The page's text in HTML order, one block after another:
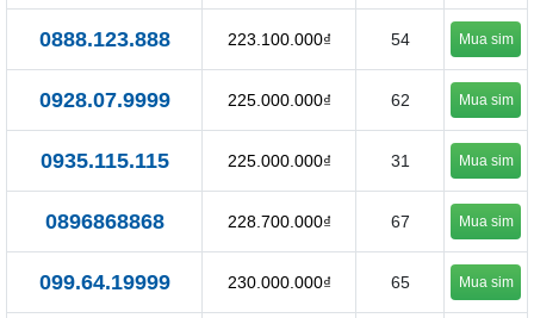
0888.123.888 223.100.000₫ 54 Mua sim
0928.07.9999 225.000.000₫ 62 Mua sim
0935.115.115 225.000.000₫ 31 Mua sim
0896868868 228.700.000₫ 67 Mua sim
099.64.19999 230.000.000₫ 65 Mua sim